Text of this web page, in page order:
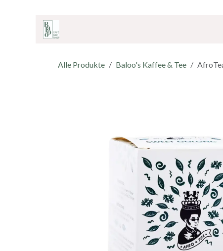
Alle Produkte Baloo's Kaffee & Tee